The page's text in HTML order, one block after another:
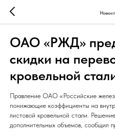
ОАО «РЖД»
скидки на
кровельной
Правление ОАО «Российские
понижающие коэффициенты на
листовой кровельной стали.
дополнительных объемов, сообщил